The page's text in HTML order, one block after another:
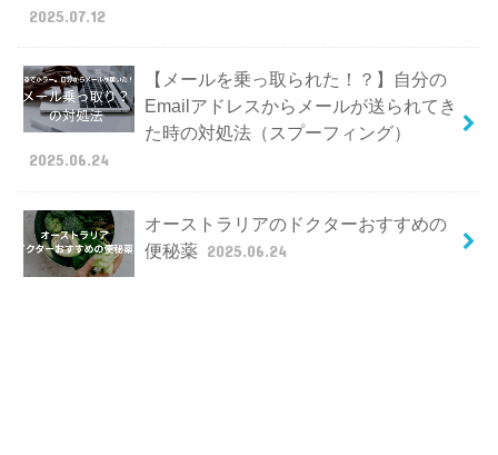
2025.07.12
【メールを乗っ取られた！？】自分の
Emailアドレスからメールが送られてき
た時の対処法（スプーフィング）
2025.06.24
オーストラリアのドクターおすすめの
便秘薬 2025.06.24